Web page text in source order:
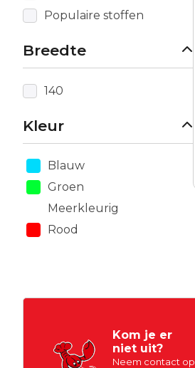
Populaire stoffen
Breedte
140
Kleur
Blauw
Groen
Meerkleurig
Rood
Kom je er
niet uit?
Neem contact op